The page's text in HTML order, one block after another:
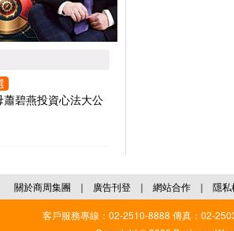
蕭碧燕投資心法大公
關於商周集團 ｜ 廣告刊登 ｜ 網站合作 ｜ 隱私
客戶服務專線：02-2510-8888 傳真：02-